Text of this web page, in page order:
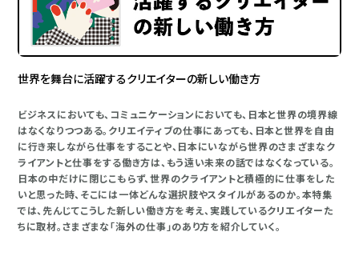
世界を舞台に活躍するクリエイターの新しい働き方
ビジネスにおいても、コミュニケーションにおいても、日本と世界の境界線
はなくなりつつある。クリエイティブの仕事にあっても、日本と世界を自由
に行き来しながら仕事をすることや、日本にいながら世界のさまざまなク
ライアントと仕事をする働き方は、もう遠い未来の話ではなくなっている。
日本の中だけに閉じこもらず、世界のクライアントと積極的に仕事をした
いと思った時、そこには一体どんな選択肢やスタイルがあるのか。本特集
では、先んじてこうした新しい働き方を考え、実践しているクリエイターた
ちに取材。さまざまな「海外の仕事」のあり方を紹介していく。